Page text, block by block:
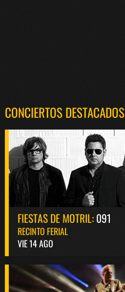
CONCIERTOS DESTACADOS
FIESTAS DE MOTRIL:091
RECINTO FERIAL
VIE 14 AGO